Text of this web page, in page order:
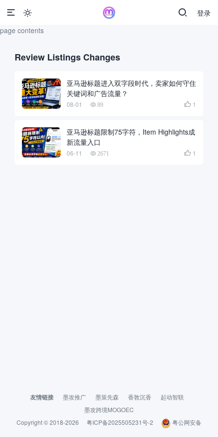
page contents
登录

Review Listings Changes
亚马逊标题进入双字段时代，卖家如何守住
关键词和广告流量？
08-01 89  1
亚马逊标题限制75字符，Item Highlights成
新流量入口
06-11 2671  1
友情链接 墨攻推广 墨策先森 香敦沉香
起动智联
墨攻跨境MOGOEC
Copyright © 2018-2026
粤ICP备2025505231号-2 粤公网安备